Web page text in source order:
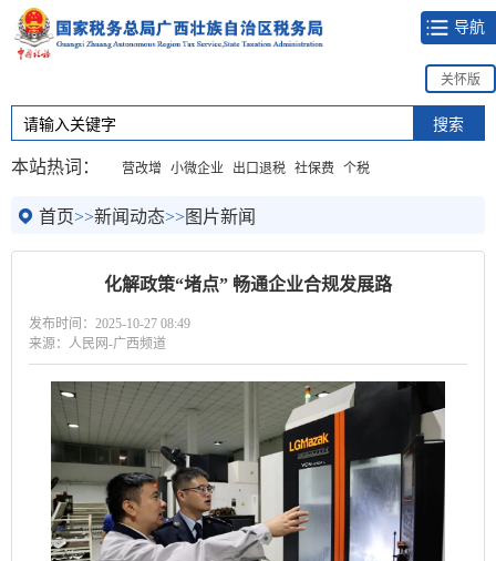
导航
关怀版
本站热词： 营改增 小微企业 出口退税 社保费 个税
首页>>新闻动态>>图片新闻
化解政策“堵点” 畅通企业合规发展路
发布时间：2025-10-27 08:49
来源：人民网-广西频道